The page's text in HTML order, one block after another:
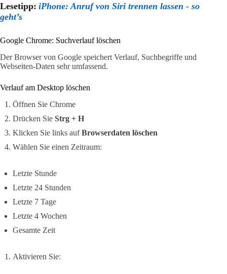
Lesetipp: iPhone: Anruf von Siri trennen lassen - so
geht’s
Google Chrome: Suchverlauf löschen
Der Browser von Google speichert Verlauf, Suchbegriffe und
Webseiten-Daten sehr umfassend.
Verlauf am Desktop löschen
Öffnen Sie Chrome
Drücken Sie Strg + H
Klicken Sie links aufBrowserdaten löschen
Wählen Sie einen Zeitraum:
Letzte Stunde
Letzte 24 Stunden
Letzte 7 Tage
Letzte 4 Wochen
Gesamte Zeit
Aktivieren Sie: